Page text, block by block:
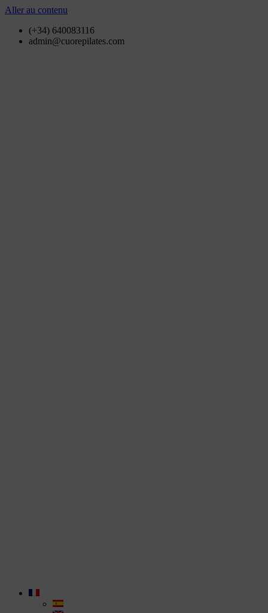
Aller au contenu
(+34) 640083116
admin@cuorepilates.com